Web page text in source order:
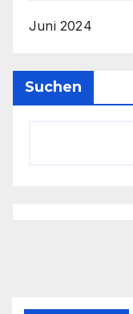
Juni 2024
Suchen